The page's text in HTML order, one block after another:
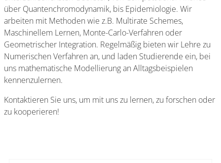
über Quantenchromodynamik, bis Epidemiologie. Wir
arbeiten mit Methoden wie z.B. Multirate Schemes,
Maschinellem Lernen, Monte-Carlo-Verfahren oder
Geometrischer Integration. Regelmäßig bieten wir Lehre zu
Numerischen Verfahren an, und laden Studierende ein, bei
uns mathematische Modellierung an Alltagsbeispielen
kennenzulernen.
Kontaktieren Sie uns, um mit uns zu lernen, zu forschen oder
zu kooperieren!